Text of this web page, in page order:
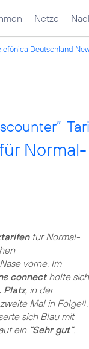
Netze
Deutschland
für Normal-
vorne. Im
connectholte sich
Platz, in der
Mal in Folge1).
sich Blau mit
ein “Sehr gut”.